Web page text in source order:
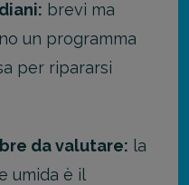
brevi ma
un programma
per ripararsi
da valutare: la
umida è il